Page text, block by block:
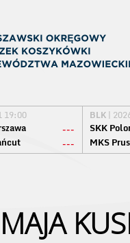
19:00
---
---
BLK |
SKK
MKS
MAJA